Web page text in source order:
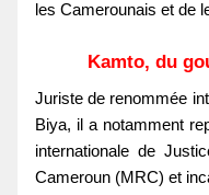
les Camerounais et de
Kamto, du
Juriste de renommée
Biya, il a notamment
internationale de
Cameroun (MRC) et